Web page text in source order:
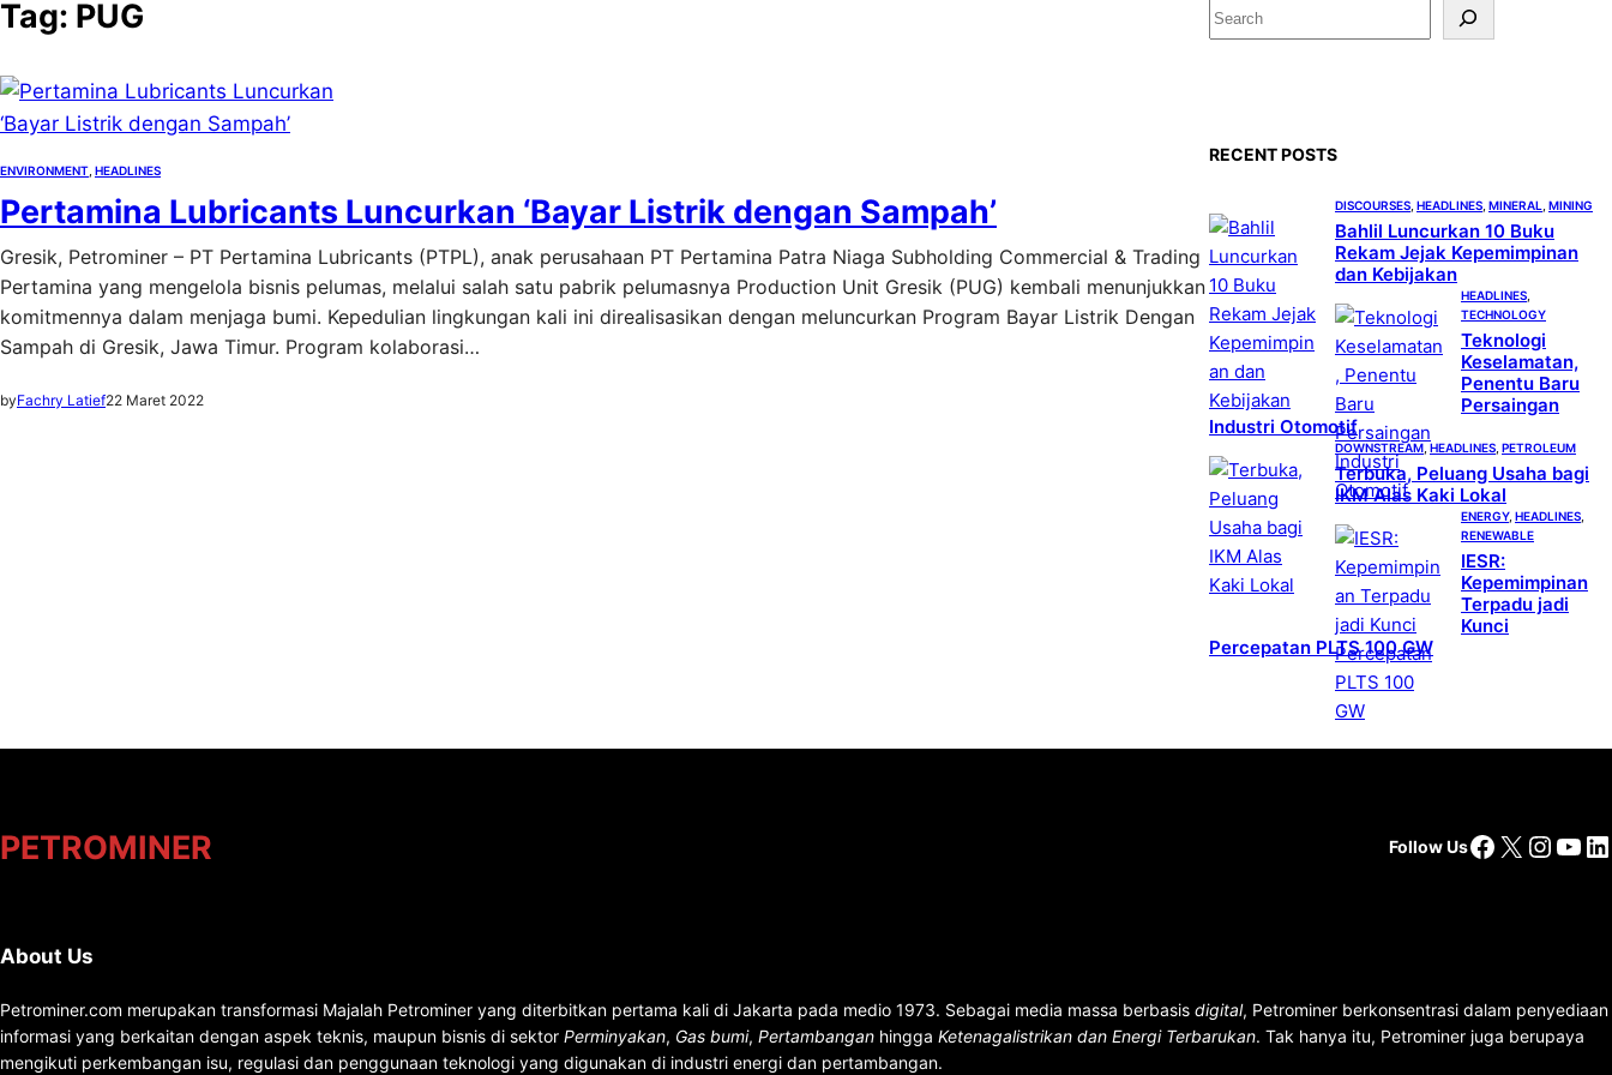
Tag: PUG
ENVIRONMENT HEADLINES
Pertamina Lubricants Luncurkan ‘Bayar Listrik dengan Sampah’
Gresik, Petrominer – PT Pertamina Lubricants (PTPL), anak perusahaan PT Pertamina Patra Niaga Subholding Commercial & Trading
Pertamina yang mengelola bisnis pelumas, melalui salah satu pabrik pelumasnya Production Unit Gresik (PUG) kembali menunjukkan
komitmennya dalam menjaga bumi. Kepedulian lingkungan kali ini direalisasikan dengan meluncurkan Program Bayar Listrik Dengan
Sampah di Gresik, Jawa Timur. Program kolaborasi…
byFachry Latief22 Maret 2022
S
e
RECENT POSTS
DISCOURSES HEADLINES MINERAL MINING
Bahlil Luncurkan 10 Buku
Rekam Jejak Kepemimpinan
dan Kebijakan
HEADLINES
TECHNOLOGY
Teknologi
Keselamatan,
Penentu Baru
Persaingan
Industri Otomotif
DOWNSTREAM HEADLINES PETROLEUM
Terbuka, Peluang Usaha bagi
IKM Alas Kaki Lokal
ENERGY, HEADLINES
RENEWABLE
IESR:
Kepemimpinan
Terpadu jadi
Kunci
Percepatan PLTS 100 GW
PETROMINER Follow UsFacebook
X
About Us
Petrominer.com merupakan transformasi Majalah Petrominer yang diterbitkan pertama kali di Jakarta pada medio 1973. Sebagai media massa berbasis digital, Petrominer berkonsentrasi dalam penyediaan
informasi yang berkaitan dengan aspek teknis, maupun bisnis di sektor Perminyakan, Gas bumi, Pertambangan hingga Ketenagalistrikan dan Energi Terbarukan. Tak hanya itu, Petrominer juga berupaya
mengikuti perkembangan isu, regulasi dan penggunaan teknologi yang digunakan di industri energi dan pertambangan.